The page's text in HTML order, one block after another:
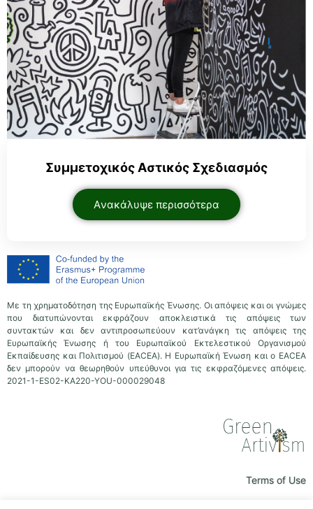
Συμμετοχικός Αστικός Σχεδιασμός
Aνακάλυψε περισσότερα
Με τη χρηματοδότηση της Ευρωπαϊκής Ένωσης. Οι απόψεις και οι γνώμες
που διατυπώνονται εκφράζουν αποκλειστικά τις απόψεις των
συντακτών και δεν αντιπροσωπεύουν κατ’ανάγκη τις απόψεις της
Ευρωπαϊκής Ένωσης ή του Ευρωπαϊκού Εκτελεστικού Οργανισμού
Εκπαίδευσης και Πολιτισμού (EACEA). Η Ευρωπαϊκή Ένωση και ο EACEA
δεν μπορούν να θεωρηθούν υπεύθυνοι για τις εκφραζόμενες απόψεις.
2021-1-ES02-KA220-YOU-000029048
Terms of Use